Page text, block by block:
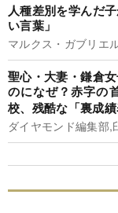
人種差別を学んだ
い言葉」
マルクス・ガブリエ
聖心・大妻・鎌倉
のになぜ？赤字の
校、残酷な「裏成
ダイヤモンド編集部,